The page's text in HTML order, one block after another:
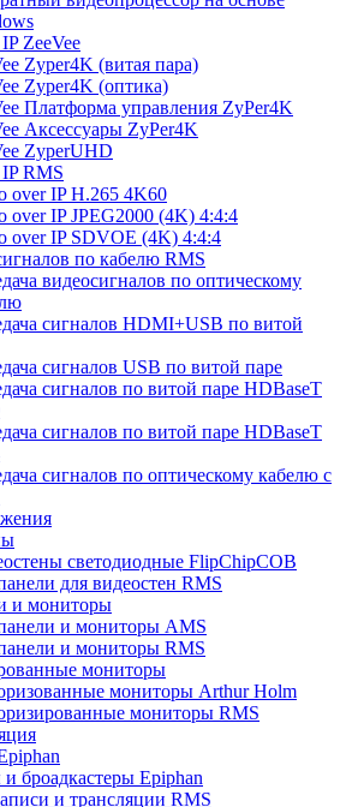
ZeeVee
Zyper4K (витая пара)
Zyper4K (оптика)
Платформа управления ZyPer4K
Аксессуары ZyPer4K
ZyperUHD
RMS
over IP H.265 4K60
over IP JPEG2000 (4K) 4:4:4
over IP SDVOE (4K) 4:4:4
по кабелю RMS
видеосигналов по оптическому
сигналов HDMI+USB по витой
сигналов USB по витой паре
сигналов по витой паре HDBaseT
сигналов по витой паре HDBaseT
сигналов по оптическому кабелю с
светодиодные FlipChipCOB
для видеостен RMS
и мониторы
и мониторы AMS
и мониторы RMS
мониторы
мониторы Arthur Holm
мониторы RMS
броадкастеры Epiphan
и трансляции RMS